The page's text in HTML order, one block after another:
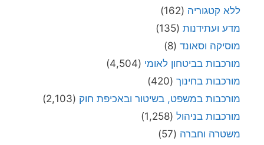
ללא קטגוריה (162)
מדע ועתידנות (135)
מוסיקה וסאונד (8)
מורכבות בביטחון לאומי (4,504)
מורכבות בחינוך (420)
מורכבות במשפט, בשיטור ובאכיפת חוק (2,103)
מורכבות בניהול (1,258)
משטרה וחברה (57)